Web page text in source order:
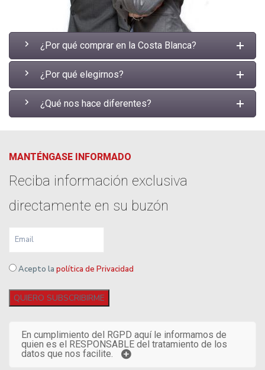
¿Por qué comprar en la Costa Blanca?
¿Por qué elegirnos?
¿Qué nos hace diferentes?
MANTÉNGASE INFORMADO
Reciba información exclusiva
directamente en su buzón
Acepto la política de Privacidad
En cumplimiento del RGPD aquí le informamos de
quien es el RESPONSABLE del tratamiento de los
datos que nos facilite.